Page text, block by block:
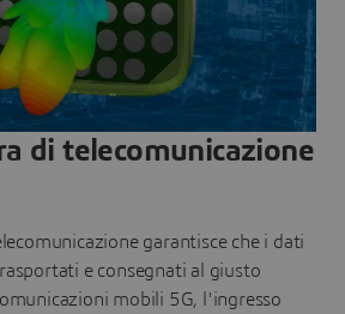
di telecomunicazione
garantisce che i dati
e consegnati al giusto
mobili 5G, l'ingresso